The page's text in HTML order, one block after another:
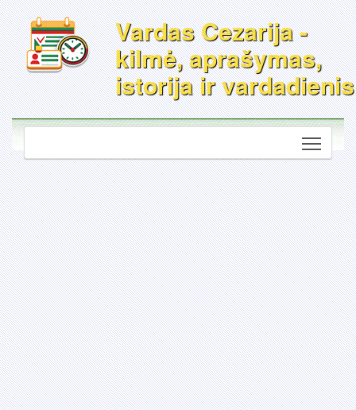
Vardas Cezarija -
kilmė, aprašymas,
istorija ir vardadienis